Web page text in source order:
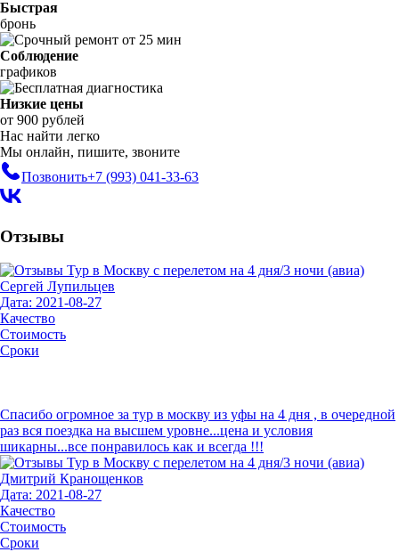
Быстрая
бронь
Соблюдение
графиков
Низкие цены
от 900 рублей
Нас найти легко
Мы онлайн, пишите, звоните
Позвонить+7 (993) 041-33-63
Отзывы
Сергей Лупильцев
Дата: 2021-08-27
Качество
Стоимость
Сроки
Спасибо огромное за тур в москву из уфы на 4 дня , в очередной
раз вся поездка на высшем уровне...цена и условия
шикарны...все понравилось как и всегда !!!
Дмитрий Кранощенков
Дата: 2021-08-27
Качество
Стоимость
Сроки